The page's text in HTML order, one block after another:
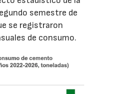
semestre de
se registraron
de consumo.